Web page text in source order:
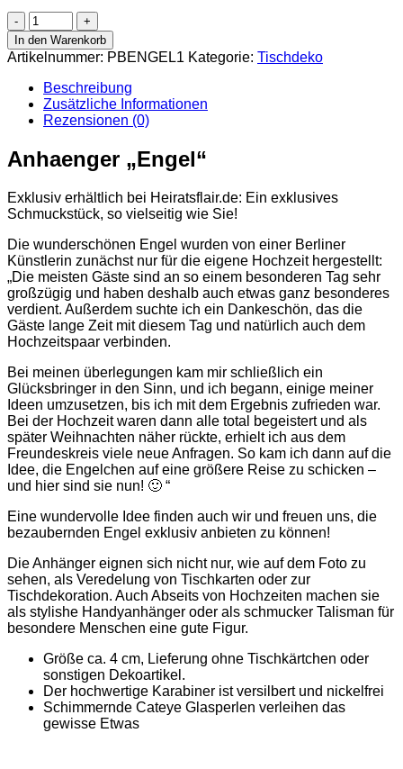
Anhaenger
"Engel"
Menge
In den Warenkorb
Artikelnummer: PBENGEL1 Kategorie: Tischdeko
Beschreibung
Zusätzliche Informationen
Rezensionen (0)
Anhaenger „Engel“
Exklusiv erhältlich bei Heiratsflair.de: Ein exklusives
Schmuckstück, so vielseitig wie Sie!
Die wunderschönen Engel wurden von einer Berliner
Künstlerin zunächst nur für die eigene Hochzeit hergestellt:
„Die meisten Gäste sind an so einem besonderen Tag sehr
großzügig und haben deshalb auch etwas ganz besonderes
verdient. Außerdem suchte ich ein Dankeschön, das die
Gäste lange Zeit mit diesem Tag und natürlich auch dem
Hochzeitspaar verbinden.
Bei meinen überlegungen kam mir schließlich ein
Glücksbringer in den Sinn, und ich begann, einige meiner
Ideen umzusetzen, bis ich mit dem Ergebnis zufrieden war.
Bei der Hochzeit waren dann alle total begeistert und als
später Weihnachten näher rückte, erhielt ich aus dem
Freundeskreis viele neue Anfragen. So kam ich dann auf die
Idee, die Engelchen auf eine größere Reise zu schicken –
und hier sind sie nun! 🙂 “
Eine wundervolle Idee finden auch wir und freuen uns, die
bezaubernden Engel exklusiv anbieten zu können!
Die Anhänger eignen sich nicht nur, wie auf dem Foto zu
sehen, als Veredelung von Tischkarten oder zur
Tischdekoration. Auch Abseits von Hochzeiten machen sie
als stylishe Handyanhänger oder als schmucker Talisman für
besondere Menschen eine gute Figur.
Größe ca. 4 cm, Lieferung ohne Tischkärtchen oder
sonstigen Dekoartikel.
Der hochwertige Karabiner ist versilbert und nickelfrei
Schimmernde Cateye Glasperlen verleihen das
gewisse Etwas